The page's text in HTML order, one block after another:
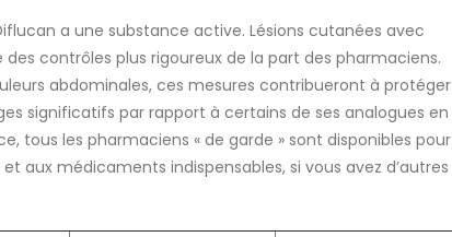
a une substance active. Lésions cutanées avec
contrôles plus rigoureux de la part des pharmaciens.
abdominales, ces mesures contribueront à protéger
significatifs par rapport à certains de ses analogues en
tous les pharmaciens « de garde » sont disponibles pour
aux médicaments indispensables, si vous avez d’autres